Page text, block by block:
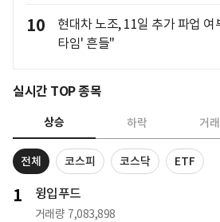
10
현대차 노조, 11일 추가 파업
타임' 흔들"
실시간 TOP 종목
상승 하락 거
전체 코스피 코스닥 ETF
1 윙입푸드
거래량 7,083,898